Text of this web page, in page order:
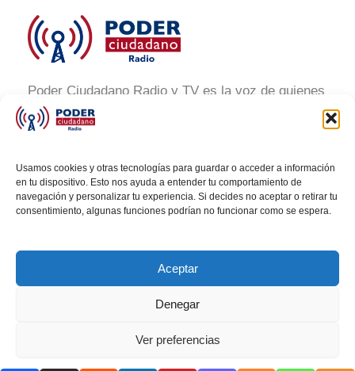
Usamos cookies y otras tecnologías para guardar o acceder a información
en tu dispositivo. Esto nos ayuda a entender tu comportamiento de
navegación y personalizar tu experiencia. Si decides no aceptar o retirar tu
consentimiento, algunas funciones podrían no funcionar como se espera.
Aceptar
Denegar
Ver preferencias
Poder Ciudadano Radio y TV es la voz de quienes
buscan un México informado y participativo.
Nuestro compromiso es conectar con la
transformación social a través de noticias claras,
veraces y al alcance de todos.